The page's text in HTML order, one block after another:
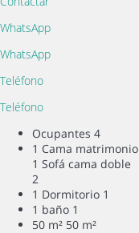
WhatsApp
WhatsApp
Teléfono
Teléfono
Ocupantes 4
1 Cama matrimonio
1 Sofá cama doble
2
1 Dormitorio 1
1 baño 1
50 m² 50 m²